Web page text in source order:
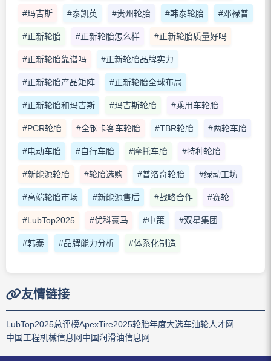
#玛吉斯 #泰凯英 #贵州轮胎 #韩泰轮胎 #邓禄普
#正新轮胎 #正新轮胎怎么样 #正新轮胎质量好吗
#正新轮胎靠谱吗 #正新轮胎品牌实力
#正新轮胎产品矩阵 #正新轮胎全球布局
#正新轮胎和玛吉斯 #玛吉斯轮胎 #乘用车轮胎
#PCR轮胎 #全钢卡客车轮胎 #TBR轮胎 #两轮车胎
#电动车胎 #自行车胎 #摩托车胎 #特种轮胎
#新能源轮胎 #轮胎选购 #普洛奇轮胎 #绿动工坊
#高端轮胎市场 #新能源售后 #战略合作 #赛轮
#LubTop2025 #优科豪马 #中策 #双星集团
#韩泰 #品牌能力分析 #体系化制造
友情链接
LubTop2025总评榜ApexTire2025轮胎年度大选车油轮人才网
中国工程机械信息网中国润滑油信息网